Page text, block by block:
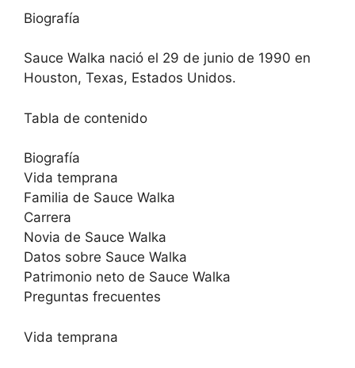
Biografía
Sauce Walka nació el 29 de junio de 1990 en
Houston, Texas, Estados Unidos.
Tabla de contenido
Biografía
Vida temprana
Familia de Sauce Walka
Carrera
Novia de Sauce Walka
Datos sobre Sauce Walka
Patrimonio neto de Sauce Walka
Preguntas frecuentes
Vida temprana